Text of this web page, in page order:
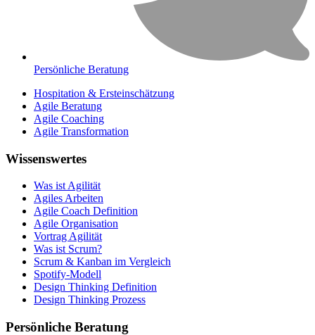
Persönliche Beratung
Hospitation & Ersteinschätzung
Agile Beratung
Agile Coaching
Agile Transformation
Wissenswertes
Was ist Agilität
Agiles Arbeiten
Agile Coach Definition
Agile Organisation
Vortrag Agilität
Was ist Scrum?
Scrum & Kanban im Vergleich
Spotify-Modell
Design Thinking Definition
Design Thinking Prozess
Persönliche Beratung